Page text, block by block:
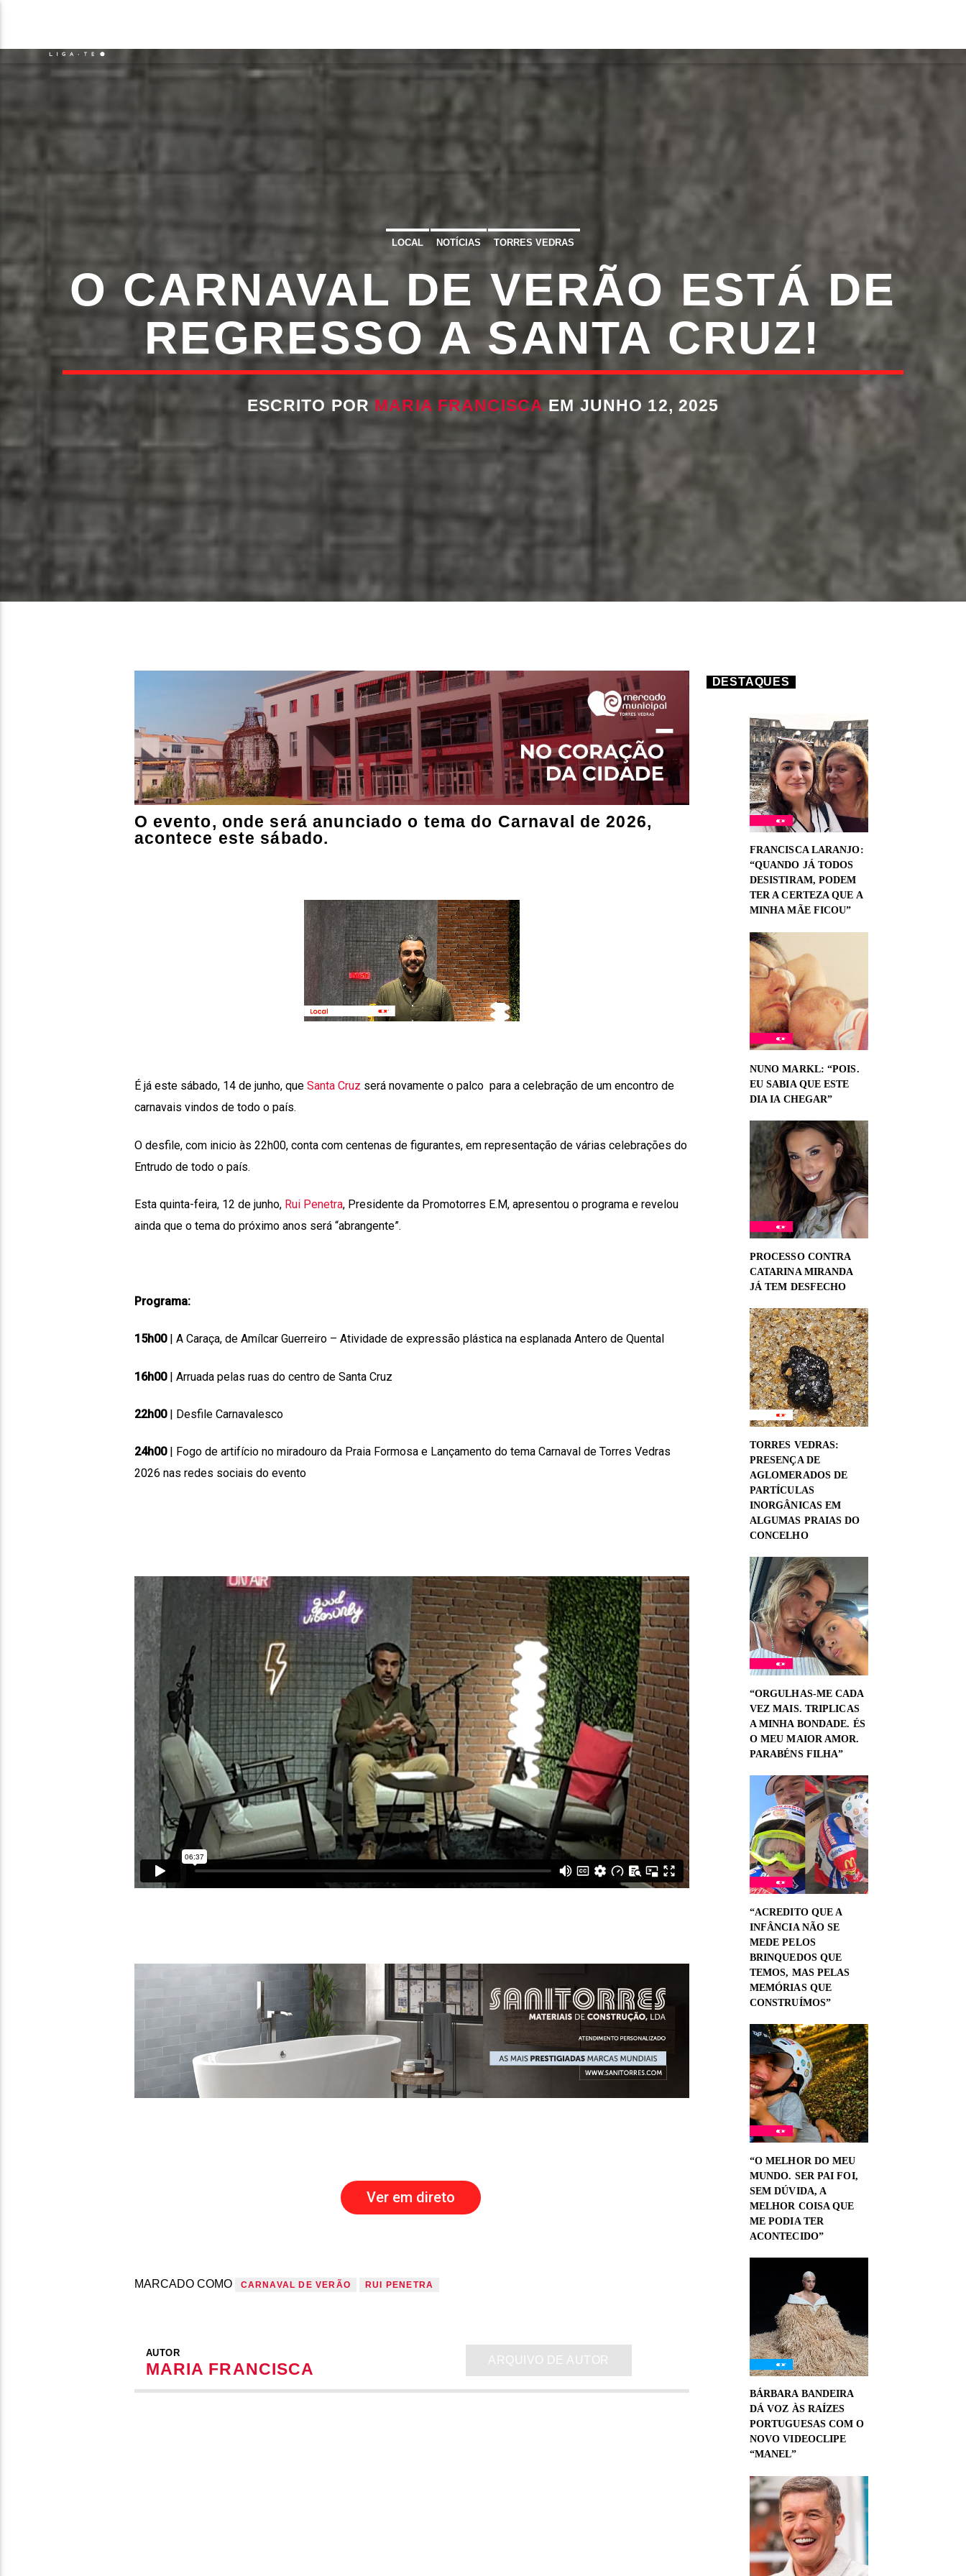
FAIXA ATUAL
LOCAL NOTÍCIAS TORRES VEDRAS
O CARNAVAL DE VERÃO ESTÁ DE
REGRESSO A SANTA CRUZ!
ESCRITO POR MARIA FRANCISCAEM JUNHO 12, 2025
O evento, onde será anunciado o tema do Carnaval de 2026,
acontece este sábado.
É já este sábado, 14 de junho, queSanta Cruz será novamente o palco para a celebração de um encontro de
carnavais vindos de todo o país.
O desfile, com inicio às 22h00, conta com centenas de figurantes, em representação de várias celebrações do
Entrudo de todo o país.
Esta quinta-feira, 12 de junho,Rui Penetra, Presidente da Promotorres E.M, apresentou o programa e revelou
ainda que o tema do próximo anos será “abrangente”.
Programa:
15h00 | A Caraça, de Amílcar Guerreiro – Atividade de expressão plástica na esplanada Antero de Quental
16h00| Arruada pelas ruas do centro de Santa Cruz
22h00| Desfile Carnavalesco
24h00| Fogo de artifício no miradouro da Praia Formosa e Lançamento do tema Carnaval de Torres Vedras
2026 nas redes sociais do evento
Ver em direto
MARCADO COMO CARNAVAL DE VERÃO RUI PENETRA
AUTOR
MARIA FRANCISCA
ARQUIVO DE AUTOR
DESTAQUES
FRANCISCA LARANJO:
“QUANDO JÁ TODOS
DESISTIRAM, PODEM
TER A CERTEZA QUE A
MINHA MÃE FICOU”
NUNO MARKL: “POIS.
EU SABIA QUE ESTE
DIA IA CHEGAR”
PROCESSO CONTRA
CATARINA MIRANDA
JÁ TEM DESFECHO
TORRES VEDRAS:
PRESENÇA DE
AGLOMERADOS DE
PARTÍCULAS
INORGÂNICAS EM
ALGUMAS PRAIAS DO
CONCELHO
“ORGULHAS-ME CADA
VEZ MAIS. TRIPLICAS
A MINHA BONDADE. ÉS
O MEU MAIOR AMOR.
PARABÉNS FILHA”
“ACREDITO QUE A
INFÂNCIA NÃO SE
MEDE PELOS
BRINQUEDOS QUE
TEMOS, MAS PELAS
MEMÓRIAS QUE
CONSTRUÍMOS”
“O MELHOR DO MEU
MUNDO. SER PAI FOI,
SEM DÚVIDA, A
MELHOR COISA QUE
ME PODIA TER
ACONTECIDO”
BÁRBARA BANDEIRA
DÁ VOZ ÀS RAÍZES
PORTUGUESAS COM O
NOVO VIDEOCLIPE
“MANEL”